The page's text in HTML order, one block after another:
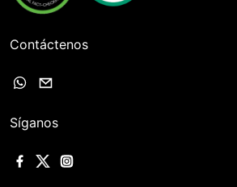
Contáctenos
Síganos